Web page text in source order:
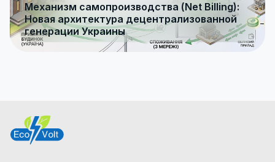
Механизм самопроизводства (Net Billing):
Новая архитектура децентрализованной
генерации Украины